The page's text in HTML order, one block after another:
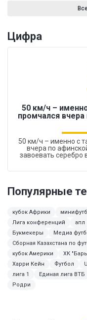
Цифра
50 км/ч –
промчался
50 км/ч – именно с
вчера по
завоевать серебро
Популярные
кубок Африки
Лига конференций
апл
Букмекеры
Медиа
Сборная Казахстана по
кубок Америки
ХК
Харри Кейн
Футбол
лига 1
Единая лига ВТБ
Родри